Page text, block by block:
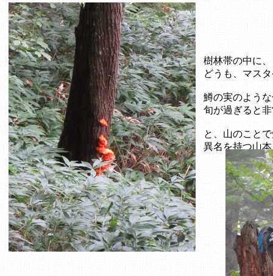
樹林帯の中に
どうも、マス
鱒の実のよう
旬が過ぎると
と、山のこと
異名を持つ山